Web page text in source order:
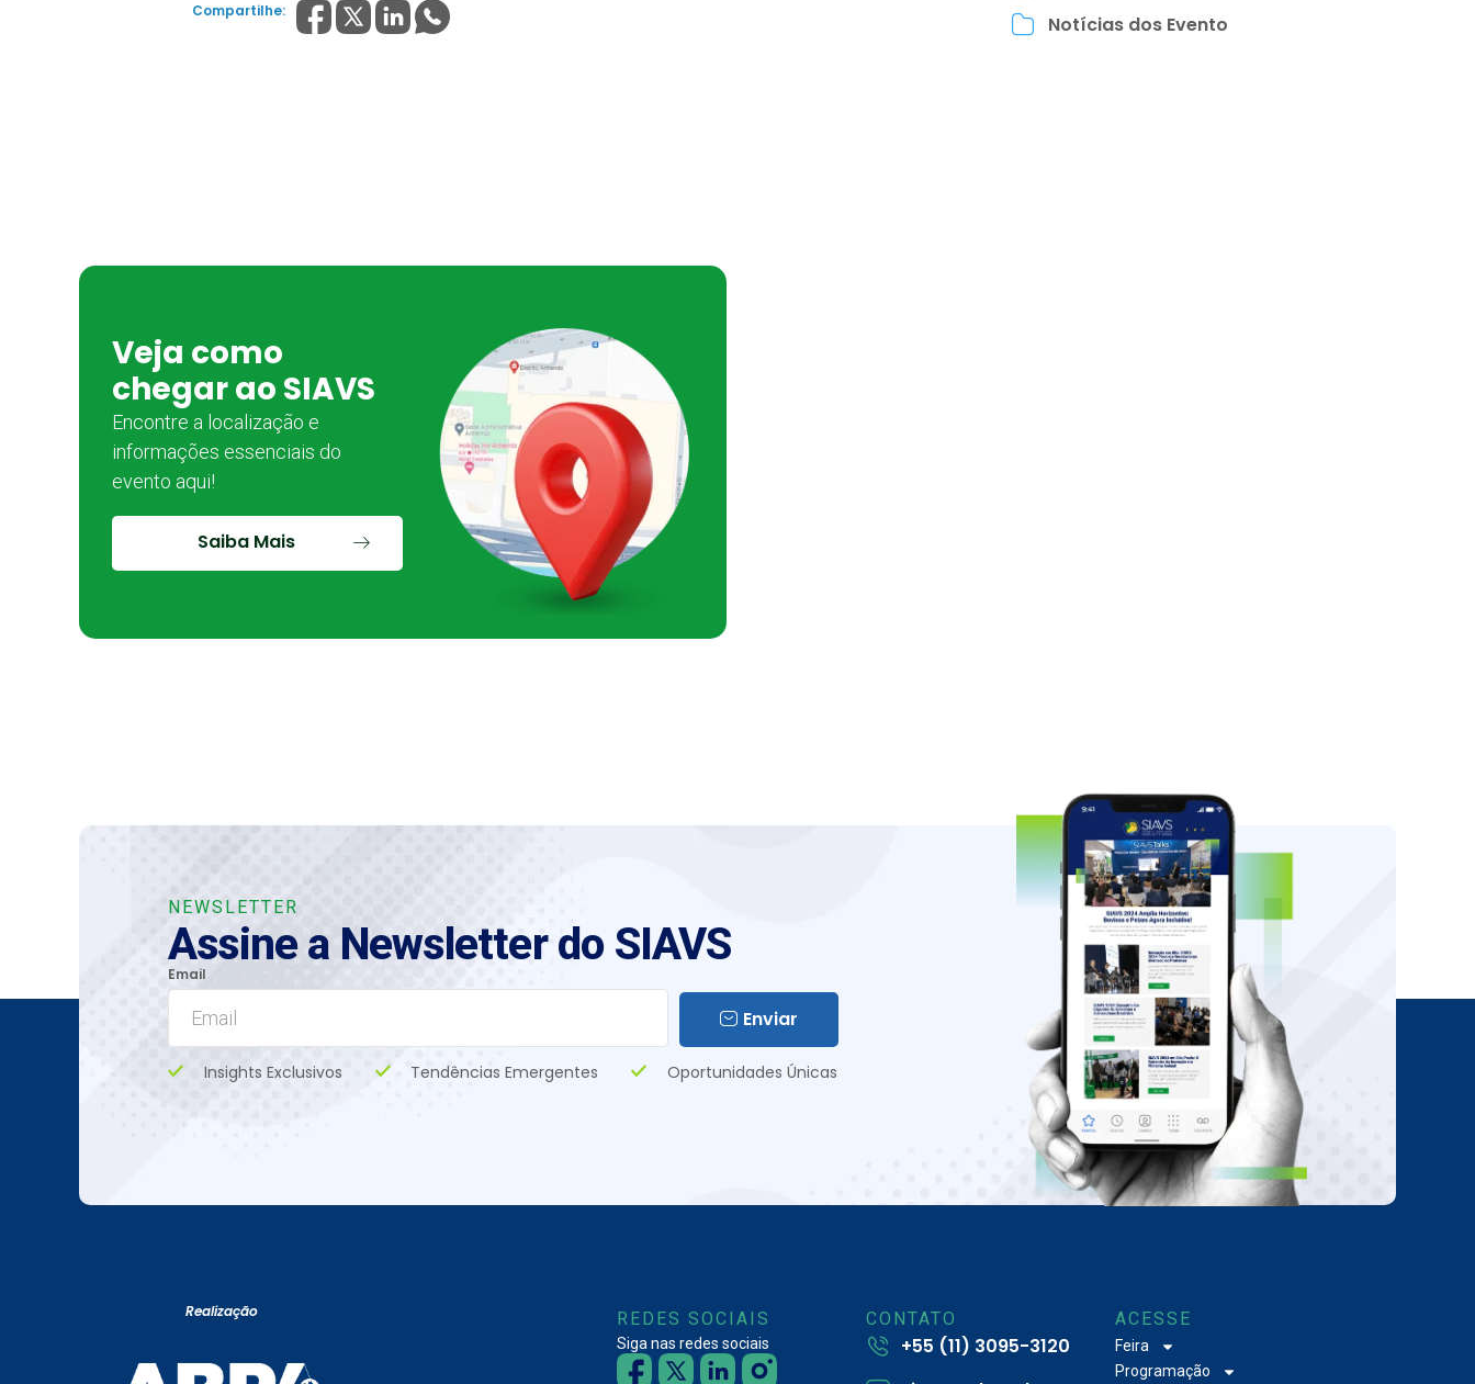
Compartilhe:
Notícias dos Evento
Veja como
chegar ao SIAVS
Encontre a localização e
informações essenciais do
evento aqui!
Saiba Mais
NEWSLETTER
Assine a Newsletter do SIAVS
Email
Enviar
Insights Exclusivos Tendências Emergentes Oportunidades Únicas
Realização REDES SOCIAIS
Siga nas redes sociais
CONTATO
+55 (11) 3095-3120
ACESSE
Feira
Programação